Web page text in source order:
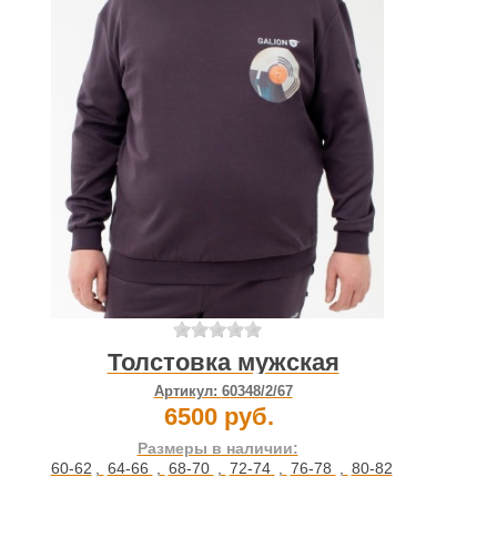
Толстовка мужская
Артикул: 60348/2/67
6500 руб.
Размеры в наличии:
60-62 , 64-66 , 68-70 , 72-74 , 76-78 , 80-82